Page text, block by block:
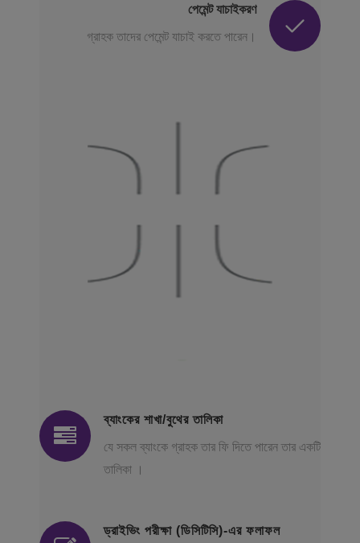
পেমেন্ট যাচাইকরণ
গ্রাহক তাদের পেমেন্ট যাচাই করতে পারেন।
ব্যাংকের শাখা/বুথের তালিকা
যে সকল ব্যাংকে গ্রাহক তার ফি দিতে পারেন তার একটি
তালিকা ।
ড্রাইভিং পরীক্ষা (ডিসিটিসি)-এর ফলাফল